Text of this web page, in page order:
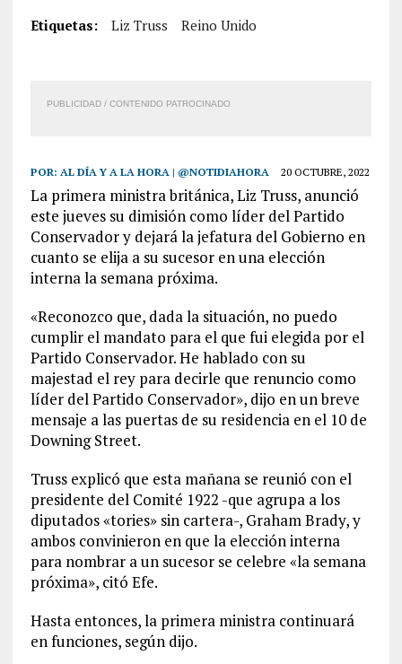
Etiquetas: Liz Truss Reino Unido
PUBLICIDAD / CONTENIDO PATROCINADO
POR: AL DÍA Y A LA HORA | @NOTIDIAHORA 20 OCTUBRE, 2022
La primera ministra británica, Liz Truss, anunció
este jueves su dimisión como líder del Partido
Conservador y dejará la jefatura del Gobierno en
cuanto se elija a su sucesor en una elección
interna la semana próxima.
«Reconozco que, dada la situación, no puedo
cumplir el mandato para el que fui elegida por el
Partido Conservador. He hablado con su
majestad el rey para decirle que renuncio como
líder del Partido Conservador», dijo en un breve
mensaje a las puertas de su residencia en el 10 de
Downing Street.
Truss explicó que esta mañana se reunió con el
presidente del Comité 1922 -que agrupa a los
diputados «tories» sin cartera-, Graham Brady, y
ambos convinieron en que la elección interna
para nombrar a un sucesor se celebre «la semana
próxima», citó Efe.
Hasta entonces, la primera ministra continuará
en funciones, según dijo.